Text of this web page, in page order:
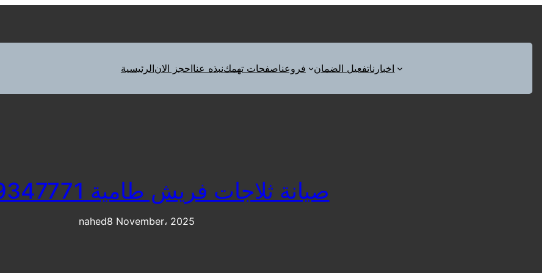
الرئيسيةاحجز الاننبذه عناصفحات تهمكفروعنا تفعيل الضماناخبارنا
صيانة ثلاجات فريش طامية 01129347771
nahed8 November، 2025